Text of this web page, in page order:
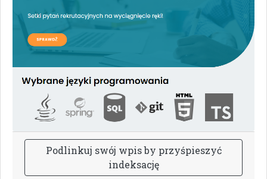
Podlinkuj swój wpisby przyśpieszyć
indeksację